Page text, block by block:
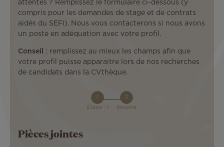
attentes ? Remplissez le formulaire ci-dessous (y
compris pour les demandes de stage et de contrats
aidés du SEFI). Nous vous contacterons si nous avons
un poste en adéquation avec votre profil.
Conseil : remplissez au mieux les champs afin que
votre profil puisse apparaitre lors de nos recherches
de candidats dans la CVthèque.
Étape : 1 Résumé
Pièces jointes